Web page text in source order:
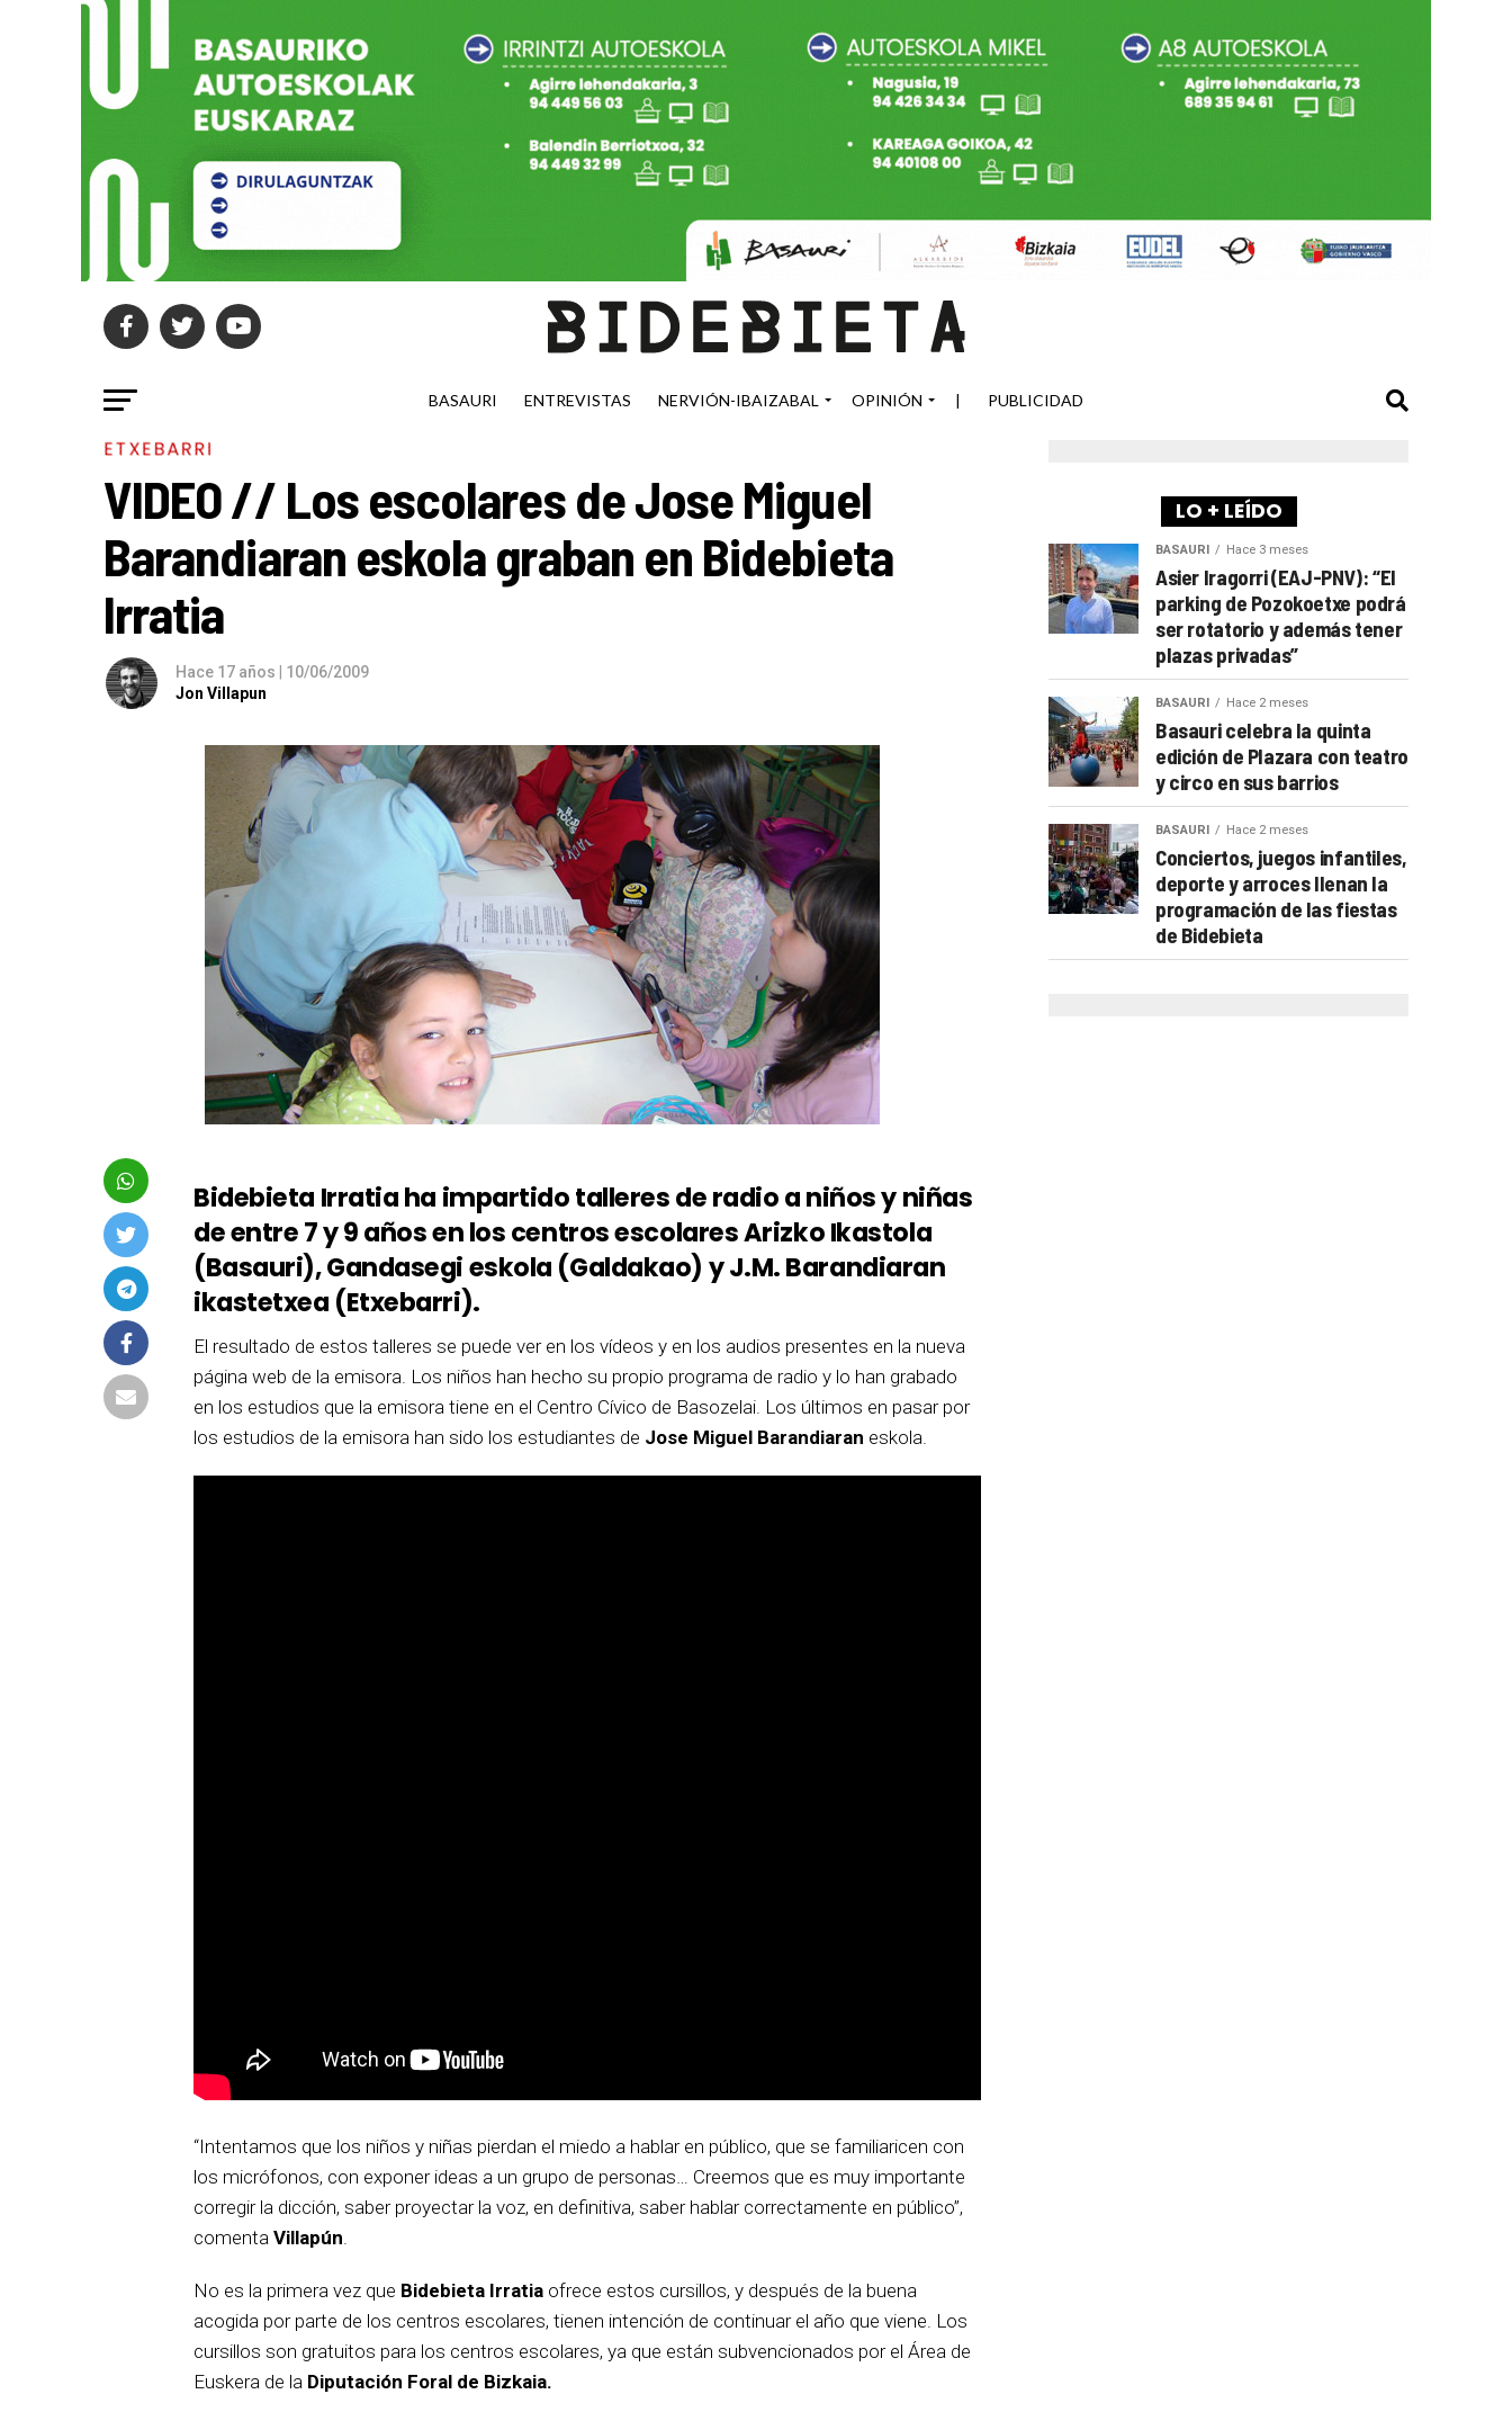
BASAURI ENTREVISTAS NERVIÓN-IBAIZABAL OPINIÓN | PUBLICIDAD
ETXEBARRI
VIDEO // Los escolares de Jose Miguel
Barandiaran eskola graban en Bidebieta
Irratia
Hace 17 años | 10/06/2009
Jon Villapun
Bidebieta Irratia ha impartido talleres de radio a niños y niñas
de entre 7 y 9 años en los centros escolares Arizko Ikastola
(Basauri), Gandasegi eskola (Galdakao) y J.M. Barandiaran
ikastetxea (Etxebarri).
El resultado de estos talleres se puede ver en los vídeos y en los audios presentes en la nueva
página web de la emisora. Los niños han hecho su propio programa de radio y lo han grabado
en los estudios que la emisora tiene en el Centro Cívico de Basozelai. Los últimos en pasar por
los estudios de la emisora han sido los estudiantes de Jose Miguel Barandiaran eskola.
“Intentamos que los niños y niñas pierdan el miedo a hablar en público, que se familiaricen con
los micrófonos, con exponer ideas a un grupo de personas… Creemos que es muy importante
corregir la dicción, saber proyectar la voz, en definitiva, saber hablar correctamente en público”,
comenta Villapún
No es la primera vez que Bidebieta Irratia ofrece estos cursillos, y después de la buena
acogida por parte de los centros escolares, tienen intención de continuar el año que viene. Los
cursillos son gratuitos para los centros escolares, ya que están subvencionados por el Área de
Euskera de la Diputación Foral de Bizkaia.
LO + LEÍDO
BASAURI Hace 3 meses
Asier Iragorri (EAJ-PNV): “El
parking de Pozokoetxe podrá
ser rotatorio y además tener
plazas privadas”
BASAURI Hace 2 meses
Basauri celebra la quinta
edición de Plazara con teatro
y circo en sus barrios
BASAURI Hace 2 meses
Conciertos, juegos infantiles,
deporte y arroces llenan la
programación de las fiestas
de Bidebieta